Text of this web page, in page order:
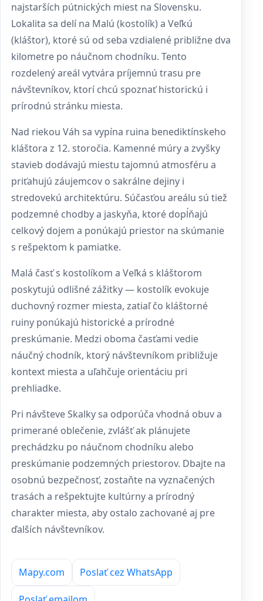
najstarších pútnických miest na Slovensku.
Lokalita sa delí na Malú (kostolík) a Veľkú
(kláštor), ktoré sú od seba vzdialené približne dva
kilometre po náučnom chodníku. Tento
rozdelený areál vytvára príjemnú trasu pre
návštevníkov, ktorí chcú spoznať historickú i
prírodnú stránku miesta.
Nad riekou Váh sa vypína ruina benediktínskeho
kláštora z 12. storočia. Kamenné múry a zvyšky
stavieb dodávajú miestu tajomnú atmosféru a
priťahujú záujemcov o sakrálne dejiny i
stredovekú architektúru. Súčasťou areálu sú tiež
podzemné chodby a jaskyňa, ktoré dopĺňajú
celkový dojem a ponúkajú priestor na skúmanie
s rešpektom k pamiatke.
Malá časť s kostolíkom a Veľká s kláštorom
poskytujú odlišné zážitky — kostolík evokuje
duchovný rozmer miesta, zatiaľ čo kláštorné
ruiny ponúkajú historické a prírodné
preskúmanie. Medzi oboma časťami vedie
náučný chodník, ktorý návštevníkom približuje
kontext miesta a uľahčuje orientáciu pri
prehliadke.
Pri návšteve Skalky sa odporúča vhodná obuv a
primerané oblečenie, zvlášť ak plánujete
prechádzku po náučnom chodníku alebo
preskúmanie podzemných priestorov. Dbajte na
osobnú bezpečnosť, zostaňte na vyznačených
trasách a rešpektujte kultúrny a prírodný
charakter miesta, aby ostalo zachované aj pre
ďalších návštevníkov.
Mapy.com Poslať cez WhatsApp